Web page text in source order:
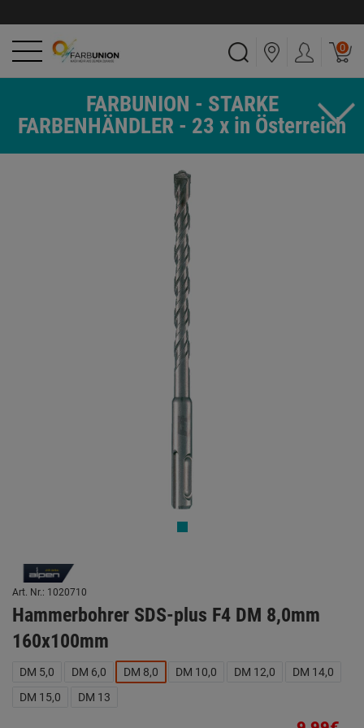
0
FARBUNION - STARKE
FARBENHÄNDLER - 23 x in Österreich
Art. Nr.: 1020710
Hammerbohrer SDS-plus F4 DM 8,0mm
160x100mm
DM 5,0 DM 6,0 DM 8,0 DM 10,0 DM 12,0
DM 14,0
DM 15,0
DM 13